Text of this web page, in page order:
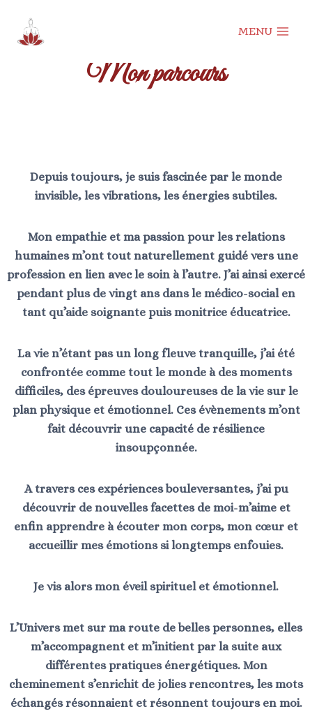
MENU
Mon parcours
Depuis toujours, je suis fascinée par le monde
invisible, les vibrations, les énergies subtiles.
Mon empathie et ma passion pour les relations
humaines m’ont tout naturellement guidé vers une
profession en lien avec le soin à l’autre. J’ai ainsi exercé
pendant plus de vingt ans dans le médico-social en
tant qu’aide soignante puis monitrice éducatrice.
La vie n’étant pas un long fleuve tranquille, j’ai été
confrontée comme tout le monde à des moments
difficiles, des épreuves douloureuses de la vie sur le
plan physique et émotionnel. Ces évènements m’ont
fait découvrir une capacité de résilience
insoupçonnée.
A travers ces expériences bouleversantes, j’ai pu
découvrir de nouvelles facettes de moi-m’aime et
enfin apprendre à écouter mon corps, mon cœur et
accueillir mes émotions si longtemps enfouies.
Je vis alors mon éveil spirituel et émotionnel.
L’Univers met sur ma route de belles personnes, elles
m’accompagnent et m’initient par la suite aux
différentes pratiques énergétiques. Mon
cheminement s’enrichit de jolies rencontres, les mots
échangés résonnaient et résonnent toujours en moi.